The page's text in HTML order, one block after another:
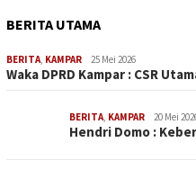
BERITA UTAMA
BERITA KAMPAR 25 Mei 2026
Waka DPRD Kampar : CSR
BERITA KAMPAR 20 Mei
Hendri Domo :